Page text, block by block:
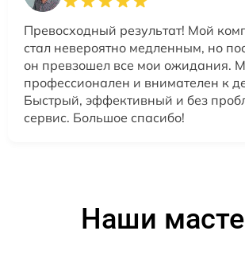
Превосходный результат! Мой
стал невероятно медленным, но
он превзошел все мои ожидания.
профессионален и внимателен к
Быстрый, эффективный и без
сервис. Большое спасибо!
Наши